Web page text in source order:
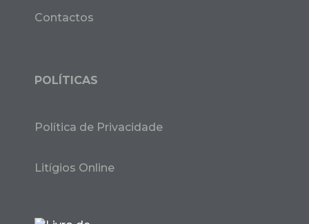
Contactos
POLÍTICAS
Política de Privacidade
Litígios Online